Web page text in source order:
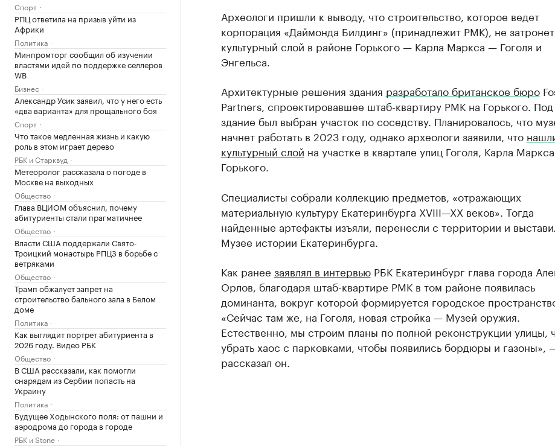
Спорт
РПЦ ответила на призыв уйти из
Африки
Политика
Минпромторг сообщил об изучении
властями идей по поддержке селлеров
WB
Бизнес
Александр Усик заявил, что у него есть
«два варианта» для прощального боя
Спорт
Что такое медленная жизнь и какую
роль в этом играет дерево
РБК и Старквуд
Метеоролог рассказала о погоде в
Москве на выходных
Общество
Глава ВЦИОМ объяснил, почему
абитуриенты стали прагматичнее
Общество
Власти США поддержали Свято-
Троицкий монастырь РПЦЗ в борьбе с
ветряками
Общество
Трамп обжалует запрет на
строительство бального зала в Белом
доме
Политика
Как выглядит портрет абитуриента в
2026 году. Видео РБК
Общество
В США рассказали, как помогли
снарядам из Сербии попасть на
Украину
Политика
Будущее Ходынского поля: от пашни и
аэродрома до города в городе
РБК и Stone
Археологи пришли к выводу, что строительство, которое ведет
корпорация «Даймонда Билдинг» (принадлежит РМК), не затронет
культурный слой в районе Горького — Карла Маркса — Гоголя и
Энгельса.
Архитектурные решения здания разработало британское бюро
Partners, спроектировавшее штаб-квартиру РМК на Горького. Под
здание был выбран участок по соседству. Планировалось, что
начнет работать в 2023 году, однако археологи заявили, что
культурный слой на участке в квартале улиц Гоголя, Карла Маркса,
Горького.
Специалисты собрали коллекцию предметов, «отражающих
материальную культуру Екатеринбурга XVIII—XX веков». Тогда
найденные артефакты изъяли, перенесли с территории и
Музее истории Екатеринбурга.
Как ранее заявлял в интервьюРБК Екатеринбург глава города
Орлов, благодаря штаб-квартире РМК в том районе появилась
доминанта, вокруг которой формируется городское
«Сейчас там же, на Гоголя, новая стройка — Музей оружия.
Естественно, мы строим планы по полной реконструкции улицы,
убрать хаос с парковками, чтобы появились бордюры и газоны»,
рассказал он.